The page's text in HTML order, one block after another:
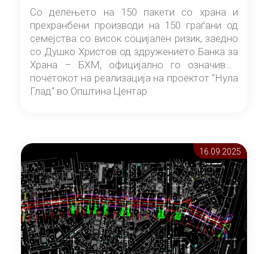
Со делењето на 150 пакети со храна и
прехранбени производи на 150 граѓани од
семејства со висок социјален ризик, заедно
со Душко Христов од здружението Банка за
Храна – БХМ, официјално го означивме
почетокот на реализација на проектот “Нула
Глад“ во Општина Центар
16.09 2025